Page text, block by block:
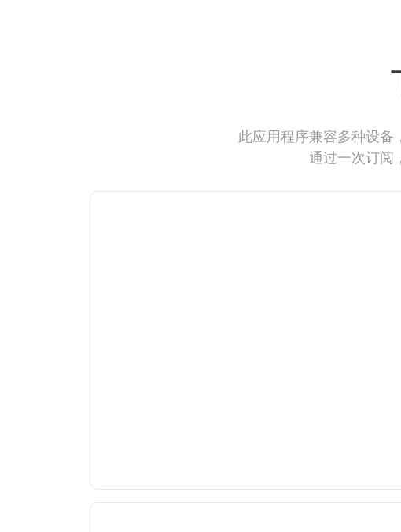
此应用程序兼容多种设备
通过一次订阅